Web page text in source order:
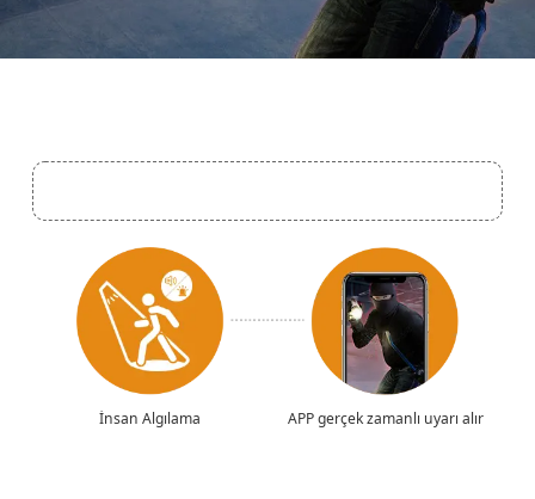
İnsan Algılama APP gerçek zamanlı uyarı alır